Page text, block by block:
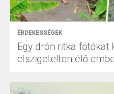
ÉRDEKESSÉGEK
Egy drón ritka fotókat
elszigetelten élő